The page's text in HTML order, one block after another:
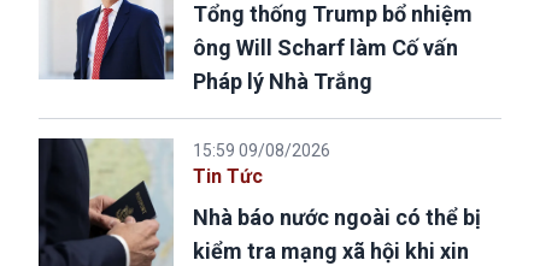
Tổng thống Trump bổ nhiệm
ông Will Scharf làm Cố vấn
Pháp lý Nhà Trắng
15:59 09/08/2026
Tin Tức
Nhà báo nước ngoài có thể bị
kiểm tra mạng xã hội khi xin